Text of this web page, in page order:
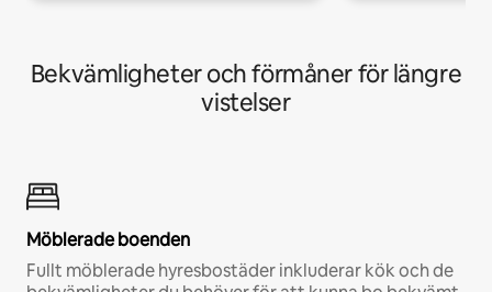
Bekvämligheter och förmåner för längre
vistelser
Möblerade boenden
Fullt möblerade hyresbostäder inkluderar kök och de